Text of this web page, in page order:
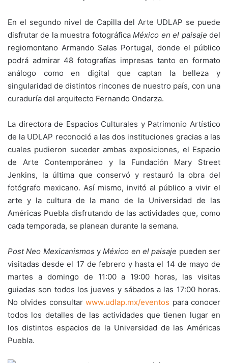
En el segundo nivel de Capilla del Arte UDLAP se puede
disfrutar de la muestra fotográficaMéxico en el paisaje del
regiomontano Armando Salas Portugal, donde el público
podrá admirar 48 fotografías impresas tanto en formato
análogo como en digital que captan la belleza y
singularidad de distintos rincones de nuestro país, con una
curaduría del arquitecto Fernando Ondarza.
La directora de Espacios Culturales y Patrimonio Artístico
de la UDLAP reconoció a las dos instituciones gracias a las
cuales pudieron suceder ambas exposiciones, el Espacio
de Arte Contemporáneo y la Fundación Mary Street
Jenkins, la última que conservó y restauró la obra del
fotógrafo mexicano. Así mismo, invitó al público a vivir el
arte y la cultura de la mano de la Universidad de las
Américas Puebla disfrutando de las actividades que, como
cada temporada, se planean durante la semana.
Post Neo Mexicanismos yMéxico en el paisaje pueden ser
visitadas desde el 17 de febrero y hasta el 14 de mayo de
martes a domingo de 11:00 a 19:00 horas, las visitas
guiadas son todos los jueves y sábados a las 17:00 horas.
No olvides consultarwww.udlap.mx/eventos para conocer
todos los detalles de las actividades que tienen lugar en
los distintos espacios de la Universidad de las Américas
Puebla.